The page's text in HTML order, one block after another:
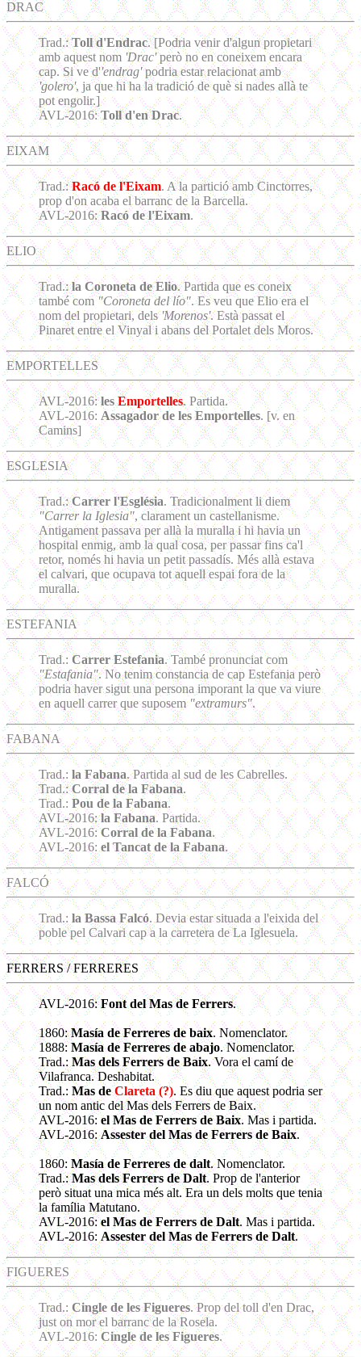
DRAC
Trad.:Toll d'Endrac. [Podria venir d'algun propietari
amb aquest nom 'Drac'però no en coneixem encara
cap. Si ve d''endrag'podria estar relacionat amb
'golero', ja que hi ha la tradició de què si nades allà te
pot engolir.]
AVL-2016:Toll d'en Drac.
EIXAM
Trad.:Racó de l'Eixam. A la partició amb Cinctorres,
prop d'on acaba el barranc de la Barcella.
AVL-2016:Racó de l'Eixam.
ELIO
Trad.:la Coroneta de Elio. Partida que es coneix
també com"Coroneta del lío". Es veu que Elio era el
nom del propietari, dels'Morenos'. Està passat el
Pinaret entre el Vinyal i abans del Portalet dels Moros.
EMPORTELLES
AVL-2016:lesEmportelles. Partida.
AVL-2016: Assagador de les Emportelles. [v. en
Camins]
ESGLESIA
Trad.:Carrer l'Església. Tradicionalment li diem
"Carrer la Iglesia", clarament un castellanisme.
Antigament passava per allà la muralla i hi havia un
hospital enmig, amb la qual cosa, per passar fins ca'l
retor, només hi havia un petit passadís. Més allà estava
el calvari, que ocupava tot aquell espai fora de la
muralla.
ESTEFANIA
Trad.: Carrer Estefania. També pronunciat com
"Estafania". No tenim constancia de cap Estefania però
podria haver sigut una persona imporant la que va viure
en aquell carrer que suposem"extramurs".
FABANA
Trad.: la Fabana. Partida al sud de les Cabrelles.
Trad.:Corral de la Fabana.
Trad.: Pou de la Fabana.
AVL-2016:la Fabana. Partida.
AVL-2016:Corral de la Fabana.
AVL-2016:el Tancat de la Fabana.
FALCÓ
Trad.: la Bassa Falcó. Devia estar situada a l'eixida del
poble pel Calvari cap a la carretera de La Iglesuela.
FERRERS / FERRERES
AVL-2016:Font del Mas de Ferrers.
1860:Masía de Ferreres de baix. Nomenclator.
1888:Masía de Ferreres de abajo. Nomenclator.
Trad.:Mas dels Ferrers de Baix. Vora el camí de
Vilafranca. Deshabitat.
Trad.: Mas deClareta (?). Es diu que aquest podria ser
un nom antic del Mas dels Ferrers de Baix.
AVL-2016:el Mas de Ferrers de Baix. Mas i partida.
AVL-2016:Assester del Mas de Ferrers de Baix.
1860: Masía de Ferreres de dalt. Nomenclator.
Trad.:Mas dels Ferrers de Dalt. Prop de l'anterior
però situat una mica més alt. Era un dels molts que tenia
la família Matutano.
AVL-2016:el Mas de Ferrers de Dalt. Mas i partida.
AVL-2016: Assester del Mas de Ferrers de Dalt.
FIGUERES
Trad.: Cingle de les Figueres. Prop del toll d'en Drac,
just on mor el barranc de la Rosela.
AVL-2016: Cingle de les Figueres.